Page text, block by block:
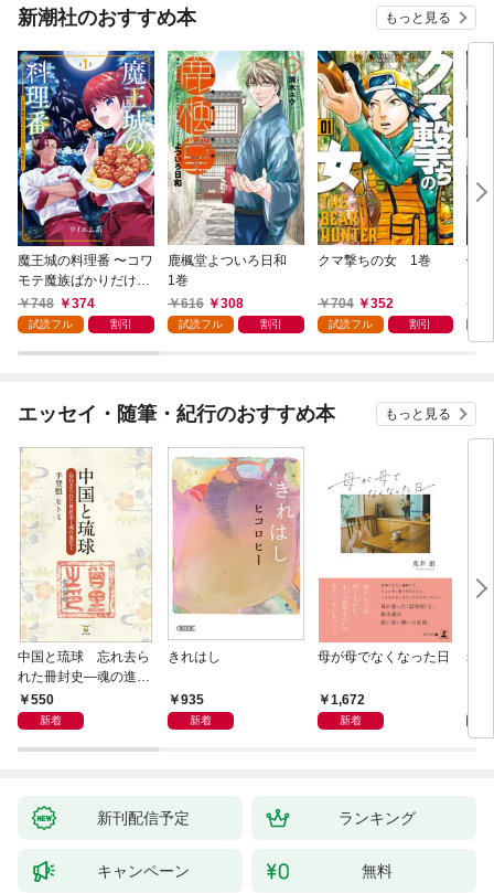
新潮社のおすすめ本 もっと見る
魔王城の料理番 〜コワ
モテ魔族ばかりだけ
ど、ホワイトな職場で
す〜 1巻
748 374
試読フル 割引
鹿楓堂よついろ日和
1巻
616
308
試読フル 割引
クマ撃ちの女 1巻
704 352
試読フル 割引
俺
る
エッセイ・随筆・紀行のおすすめ本 もっと見る
中国と琉球 忘れ去ら
れた冊封史―魂の進化
―550
新着
きれはし
935
新着
母が母でなくなった日
1,672
新着
老
新刊配信予定 ランキング
キャンペーン 無料